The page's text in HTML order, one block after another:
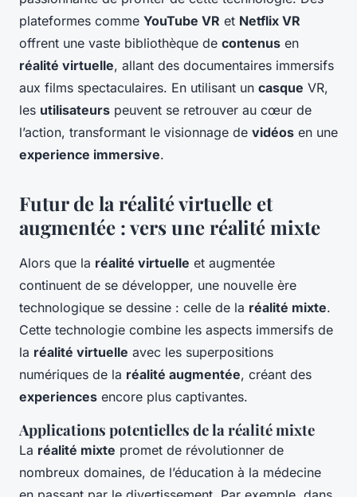
plateformes comme YouTube VR et Netflix VR
offrent une vaste bibliothèque de contenus en
réalité virtuelle, allant des documentaires immersifs
aux films spectaculaires. En utilisant un casque VR,
les utilisateurs peuvent se retrouver au cœur de
l’action, transformant le visionnage de vidéos en une
experience immersive.
Futur de la réalité virtuelle et
augmentée : vers une réalité mixte
Alors que la réalité virtuelle et augmentée
continuent de se développer, une nouvelle ère
technologique se dessine : celle de la réalité mixte.
Cette technologie combine les aspects immersifs de
la réalité virtuelle avec les superpositions
numériques de la réalité augmentée, créant des
experiences encore plus captivantes.
Applications potentielles de la réalité mixte
La réalité mixte promet de révolutionner de
nombreux domaines, de l’éducation à la médecine